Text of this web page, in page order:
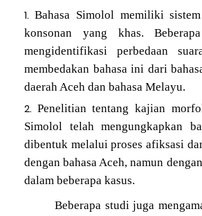
Bahasa Simolol memiliki
konsonan yang khas.
mengidentifikasi perbedaan
membedakan bahasa ini dari
daerah Aceh dan bahasa Melayu.
Penelitian tentang kajian
Simolol telah mengungkapkan
dibentuk melalui proses afiksasi
dengan bahasa Aceh, namun
dalam beberapa kasus.
Beberapa studi juga